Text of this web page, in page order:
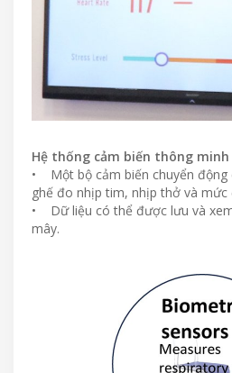
Hệ thống cảm biến thông minh
• Một bộ cảm biến chuyển
ghế đo nhịp tim, nhịp thở và mức
• Dữ liệu có thể được lưu và
mây.